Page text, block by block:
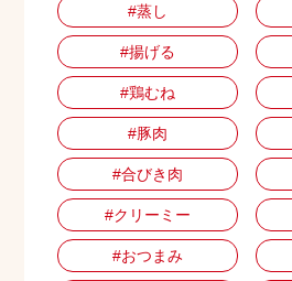
#蒸し
#揚げる
#鶏むね
#豚肉
#合びき肉
#クリーミー
#おつまみ